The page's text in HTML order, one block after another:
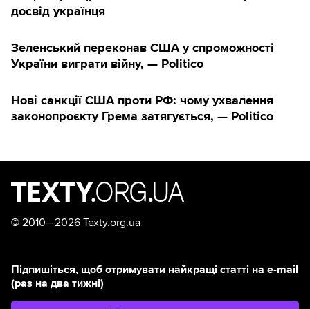
досвід українця
Зеленський переконав США у спроможності
України виграти війну, — Politico
Нові санкції США проти РФ: чому ухвалення
законопроєкту Грема затягується, — Politico
© 2010—2026 Texty.org.ua
Підпишіться, щоб отримувати найкращі статті на e-mail
(раз на два тижні)